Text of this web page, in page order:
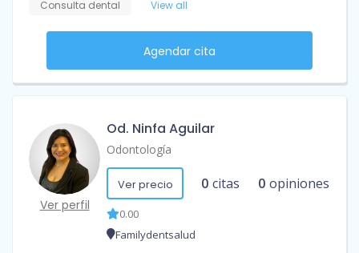
Consulta dental
View all
Agendar cita
Ver perfil
Od. Ninfa Aguilar
Odontología
Ver precio 0 citas 0 opiniones
0.00
Familydentsalud